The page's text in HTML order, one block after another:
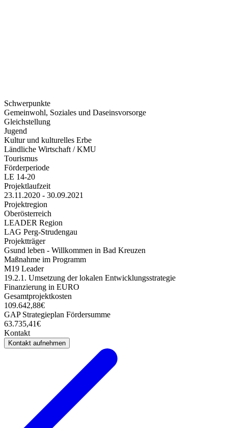
Schwerpunkte
Gemeinwohl, Soziales und Daseinsvorsorge
Gleichstellung
Jugend
Kultur und kulturelles Erbe
Ländliche Wirtschaft / KMU
Tourismus
Förderperiode
LE 14-20
Projektlaufzeit
23.11.2020 - 30.09.2021
Projektregion
Oberösterreich
LEADER Region
LAG Perg-Strudengau
Projektträger
Gsund leben - Willkommen in Bad Kreuzen
Maßnahme im Programm
M19 Leader
19.2.1. Umsetzung der lokalen Entwicklungsstrategie
Finanzierung in EURO
Gesamtprojektkosten
109.642,88€
GAP Strategieplan Fördersumme
63.735,41€
Kontakt
Kontakt aufnehmen